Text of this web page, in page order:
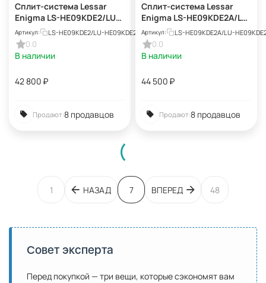
Сплит-система Lessar
Enigma LS-HE09KDE2/LU-
HE09KDE2
Артикул: LS-HE09KDE2/LU-HE09KDE2
0.0
В наличии
42 800 ₽
Продают:8 продавцов
Сплит-система Lessar
Enigma LS-HE09KDE2A/LU-
HE09KDE2A
Артикул: LS-HE09KDE2A/LU-
0.0
В наличии
44 500 ₽
Продают:8 продавцов
1 НАЗАД 7 ВПЕРЕД 48
Совет эксперта
Перед покупкой — три вещи, которые сэкономят вам